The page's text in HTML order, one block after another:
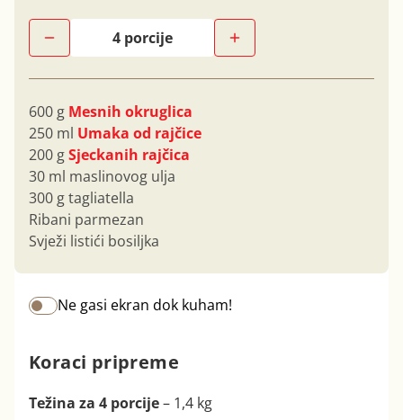
600 g Mesnih okruglica
250 ml Umaka od rajčice
200 gSjeckanih rajčica
30 ml maslinovog ulja
300 g tagliatella
Ribani parmezan
Svježi listići bosiljka
Ne gasi ekran dok kuham!
Koraci pripreme
Težina za 4 porcije– 1,4 kg